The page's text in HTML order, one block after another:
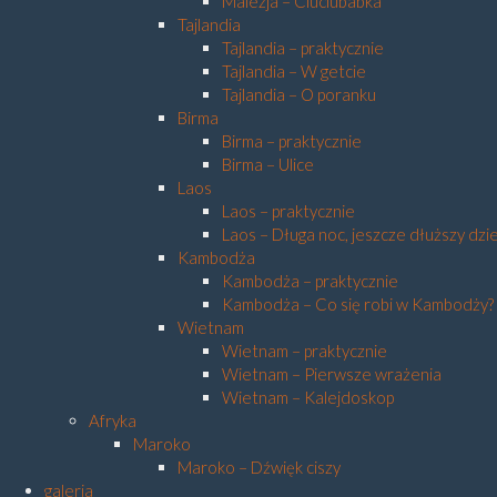
Tajlandia
Tajlandia – praktycznie
Tajlandia – W getcie
Tajlandia – O poranku
Birma
Birma – praktycznie
Birma – Ulice
Laos
Laos – praktycznie
Laos – Długa noc, jeszcze dłuższy
Kambodża
Kambodża – praktycznie
Kambodża – Co się robi w Kambodży?
Wietnam
Wietnam – praktycznie
Wietnam – Pierwsze wrażenia
Wietnam – Kalejdoskop
Afryka
Maroko
Maroko – Dźwięk ciszy
galeria